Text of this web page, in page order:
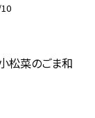
松菜のごま和